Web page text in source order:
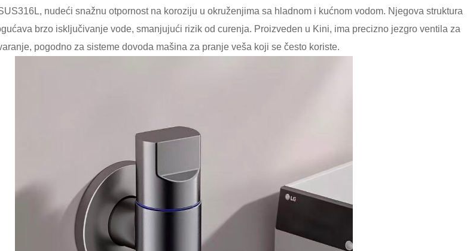
nudeći snažnu otpornost na koroziju u okruženjima sa hladnom i kućnom vodom. Njegova struktura
brzo isključivanje vode, smanjujući rizik od curenja. Proizveden u Kini, ima precizno jezgro ventila za
pogodno za sisteme dovoda mašina za pranje veša koji se često koriste.